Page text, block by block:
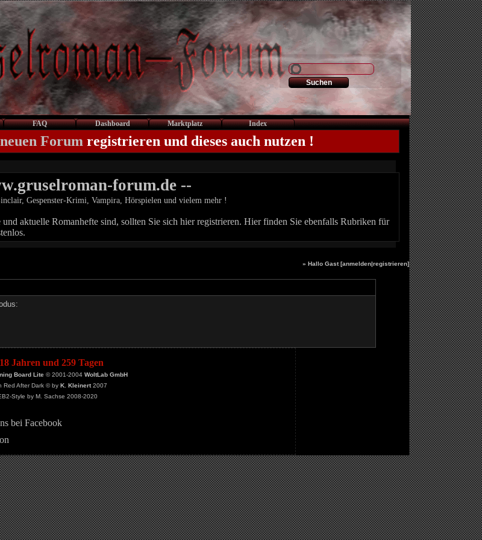
FAQ Dashboard Marktplatz Index
neuen Forum registrieren und dieses auch nutzen !
forum.de --
Gespenster-Krimi, Vampira, Hörspielen und vielem mehr !
aktuelle Romanhefte sind, sollten Sie sich hier registrieren. Hier finden Sie ebenfalls Rubriken für
» Hallo Gast [anmelden|registrieren]
Jahren und 259 Tagen
Board Lite© 2001-2004 WoltLab GmbH
Red After Dark © by K. Kleinert2007
Style by M. Sachse 2008-2020
bei Facebook